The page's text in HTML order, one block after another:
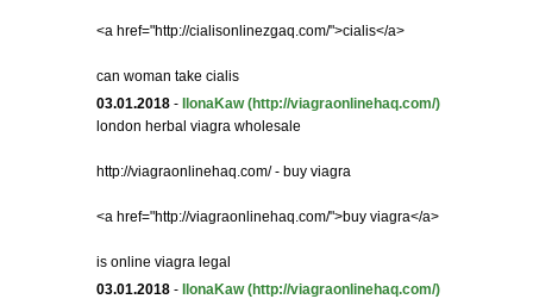
<a href="http://cialisonlinezgaq.com/">cialis</a>
can woman take cialis
03.01.2018 - IlonaKaw (http://viagraonlinehaq.com/)
london herbal viagra wholesale
http://viagraonlinehaq.com/ - buy viagra
<a href="http://viagraonlinehaq.com/">buy viagra</a>
is online viagra legal
03.01.2018 - IlonaKaw (http://viagraonlinehaq.com/)